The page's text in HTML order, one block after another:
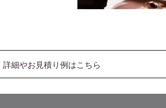
詳細やお見積り例はこちら